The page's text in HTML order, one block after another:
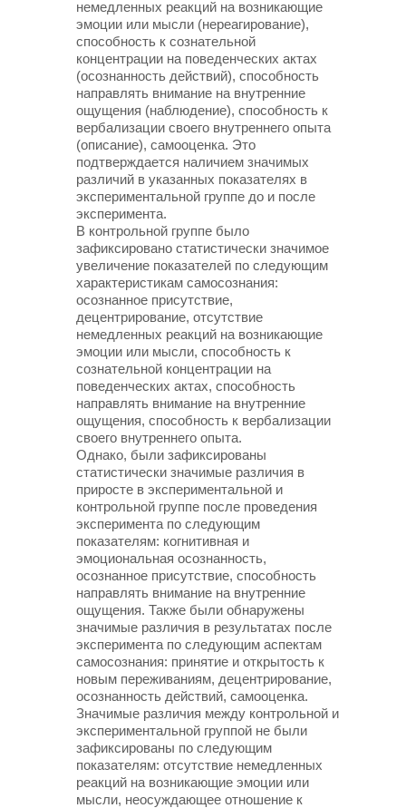
немедленных реакций на возникающие
эмоции или мысли (нереагирование),
способность к сознательной
концентрации на поведенческих актах
(осознанность действий), способность
направлять внимание на внутренние
ощущения (наблюдение), способность к
вербализации своего внутреннего опыта
(описание), самооценка. Это
подтверждается наличием значимых
различий в указанных показателях в
экспериментальной группе до и после
эксперимента.
В контрольной группе было
зафиксировано статистически значимое
увеличение показателей по следующим
характеристикам самосознания:
осознанное присутствие,
децентрирование, отсутствие
немедленных реакций на возникающие
эмоции или мысли, способность к
сознательной концентрации на
поведенческих актах, способность
направлять внимание на внутренние
ощущения, способность к вербализации
своего внутреннего опыта.
Однако, были зафиксированы
статистически значимые различия в
приросте в экспериментальной и
контрольной группе после проведения
эксперимента по следующим
показателям: когнитивная и
эмоциональная осознанность,
осознанное присутствие, способность
направлять внимание на внутренние
ощущения. Также были обнаружены
значимые различия в результатах после
эксперимента по следующим аспектам
самосознания: принятие и открытость к
новым переживаниям, децентрирование,
осознанность действий, самооценка.
Значимые различия между контрольной и
экспериментальной группой не были
зафиксированы по следующим
показателям: отсутствие немедленных
реакций на возникающие эмоции или
мысли, неосуждающее отношение к